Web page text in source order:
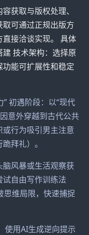
获取与版权处理、
可通过正规出版方
接洽谈实现。 具体
技术架构：选择原
能可扩展性和稳定
” 初遇阶段：以“现代
意外穿越到古代公共
行为吸引男主注意
拜礼）。
风暴或生活观察获
自由写作训练法
思维局限，快速捕捉
使用AI生成逆向提示